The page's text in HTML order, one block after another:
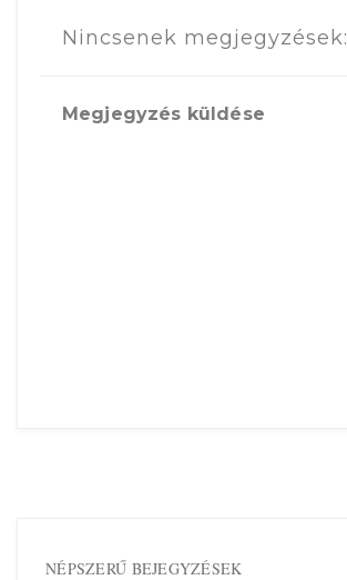
Nincsenek megjegyzések:
Megjegyzés küldése
NÉPSZERŰ BEJEGYZÉSEK